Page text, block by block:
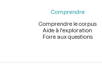
Comprendre
Comprendre le corpus
Aide à l'exploration
Foire aux questions